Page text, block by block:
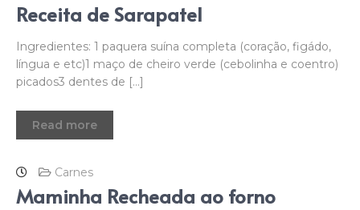
Receita de Sarapatel
Ingredientes: 1 paquera suína completa (coração, figádo,
língua e etc)1 maço de cheiro verde (cebolinha e coentro)
picados3 dentes de […]
Read more
Carnes
Maminha Recheada ao forno